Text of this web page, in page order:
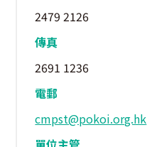
2479 2126
傳真
2691 1236
電郵
cmpst@pokoi.org.hk